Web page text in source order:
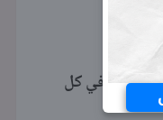
مراجعة نهائية عددًا من الأسئلة في كل